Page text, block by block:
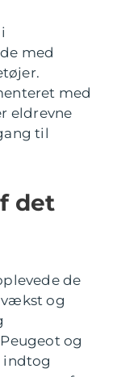
med
med
eldrevne
til
det
de
og
og
indtog